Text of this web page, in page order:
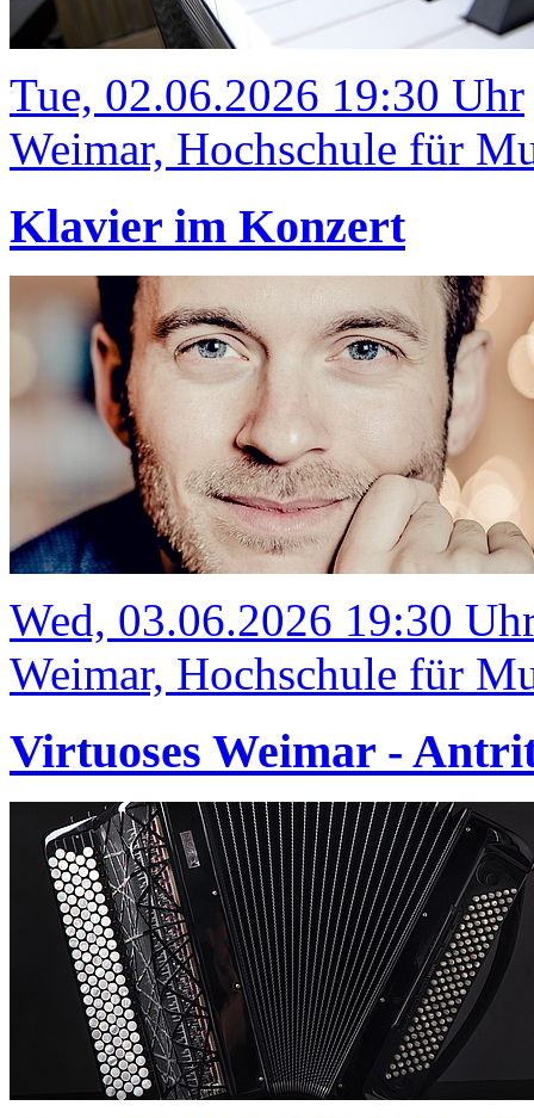
Tue, 02.06.2026 19:30 Uhr
Weimar, Hochschule für
Klavier im Konzert
Wed, 03.06.2026 19:30
Weimar, Hochschule für
Virtuoses Weimar -